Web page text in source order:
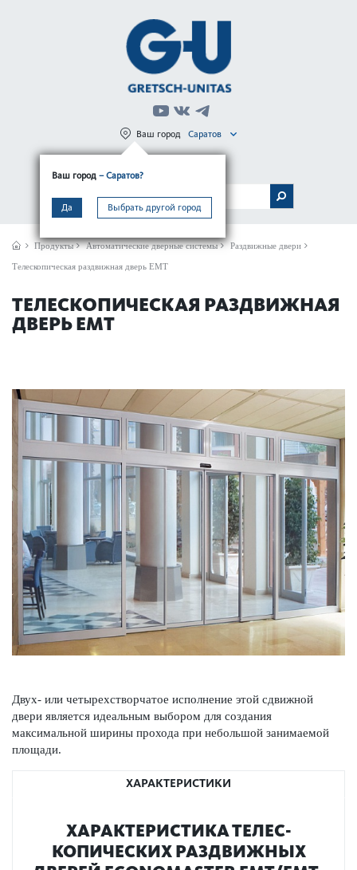
Ваш город – Саратов?
Да Выбрать другой город
Ваш город Саратов
МЕНЮ
Продукты Автом­ат­ические дверные сис­темы Раздвижные двери
Телескопическая раздвижная дверь EMT
ТЕЛЕСКОПИЧЕСКАЯ РАЗДВИЖНАЯ
ДВЕРЬ EMT
Двух- или чет­ырехствор­чатое исполнение этой сдвижной
двери является идеальным выбором для созд­ания
максимальной ширины прохода при небо­льшой занимаемой
площади.
ХАРАКТЕРИСТИКИ
ХАР­АКТЕР­И­С­ТИКА ТЕЛ­ЕС­
КОПИЧЕСКИХ РАЗ­Д­ВИЖНЫХ